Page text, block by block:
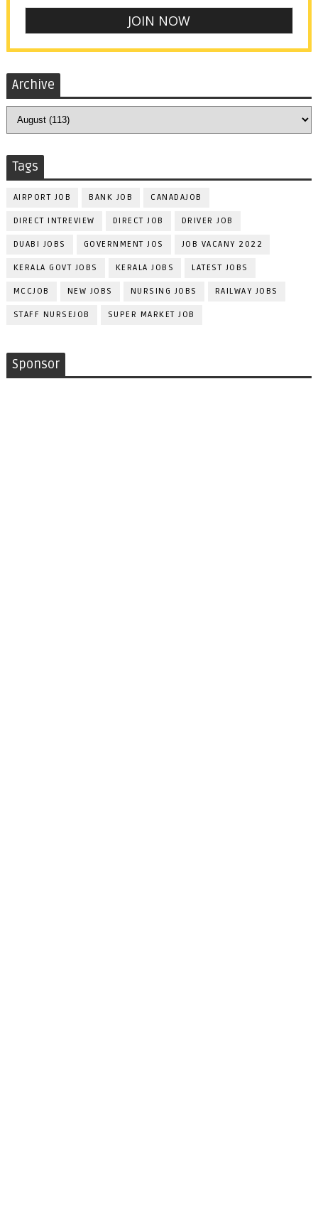
Archive
Tags
AIRPORT JOB BANK JOB CANADAJOB
DIRECT INTREVIEW DIRECT JOB DRIVER JOB
DUABI JOBS GOVERNMENT JOS JOB VACANY 2022
KERALA GOVT JOBS KERALA JOBS LATEST JOBS
MCCJOB NEW JOBS NURSING JOBS RAILWAY JOBS
STAFF NURSEJOB SUPER MARKET JOB
Sponsor